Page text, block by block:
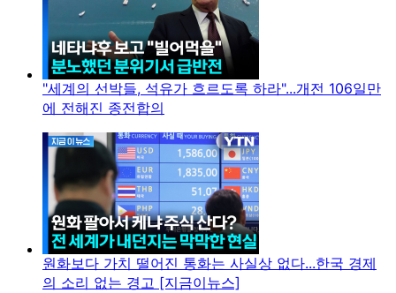
"세계의 선박들, 석유가 흐르도록 하라"...개전 106일만
에 전해진 종전합의
원화보다 가치 떨어진 통화는 사실상 없다...한국 경제
의 소리 없는 경고 [지금이뉴스]